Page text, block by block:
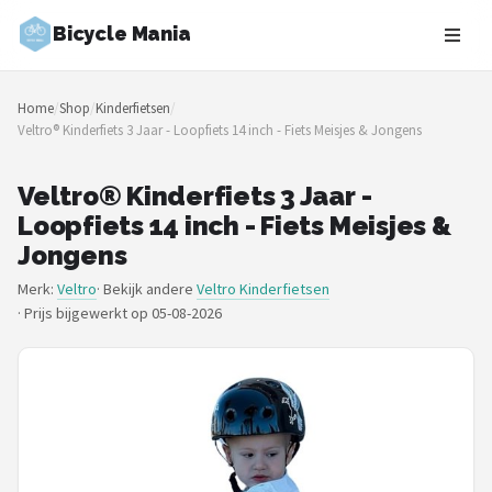
Bicycle Mania
Zoeken
NAVIGATIE
Merken
Blog
Fietsroutes
Home/Shop/Kinderfietsen/
Veltro® Kinderfiets 3 Jaar - Loopfiets 14 inch - Fiets Meisjes & Jongens
Veltro® Kinderfiets 3 Jaar -
Loopfiets 14 inch - Fiets Meisjes &
Jongens
Merk: Veltro· Bekijk andere Veltro Kinderfietsen
· Prijs bijgewerkt op 05-08-2026